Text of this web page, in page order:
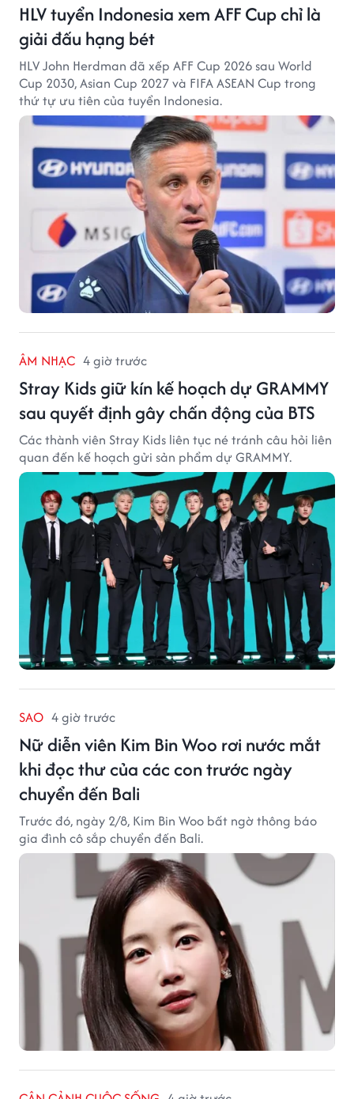
HLV tuyển Indonesia xem AFF Cup chỉ là
giải đấu hạng bét
HLV John Herdman đã xếp AFF Cup 2026 sau World
Cup 2030, Asian Cup 2027 và FIFA ASEAN Cup trong
thứ tự ưu tiên của tuyển Indonesia.
ÂM NHẠC 4 giờ trước
Stray Kids giữ kín kế hoạch dự GRAMMY
sau quyết định gây chấn động của BTS
Các thành viên Stray Kids liên tục né tránh câu hỏi liên
quan đến kế hoạch gửi sản phẩm dự GRAMMY.
SAO 4 giờ trước
Nữ diễn viên Kim Bin Woo rơi nước mắt
khi đọc thư của các con trước ngày
chuyển đến Bali
Trước đó, ngày 2/8, Kim Bin Woo bất ngờ thông báo
gia đình cô sắp chuyển đến Bali.